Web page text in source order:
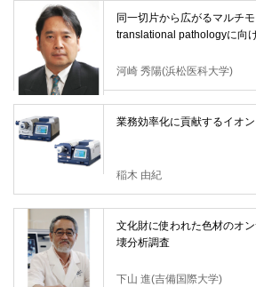
同一切片から広がるマルチ
translational pathologyに向
河崎 秀陽(浜松医科大学)
業務効率化に貢献するイオ
稲木 由紀
文化財に使われた色材のオ
壊分析調査
下山 進(吉備国際大学)